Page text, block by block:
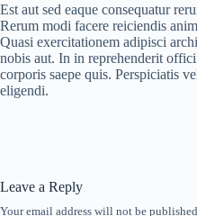
Est aut sed eaque consequatur
Rerum modi facere reiciendis
Quasi exercitationem adipisci
nobis aut. In in reprehenderit
corporis saepe quis. Perspiciatis
eligendi.
Leave a Reply
Your email address will not be published.